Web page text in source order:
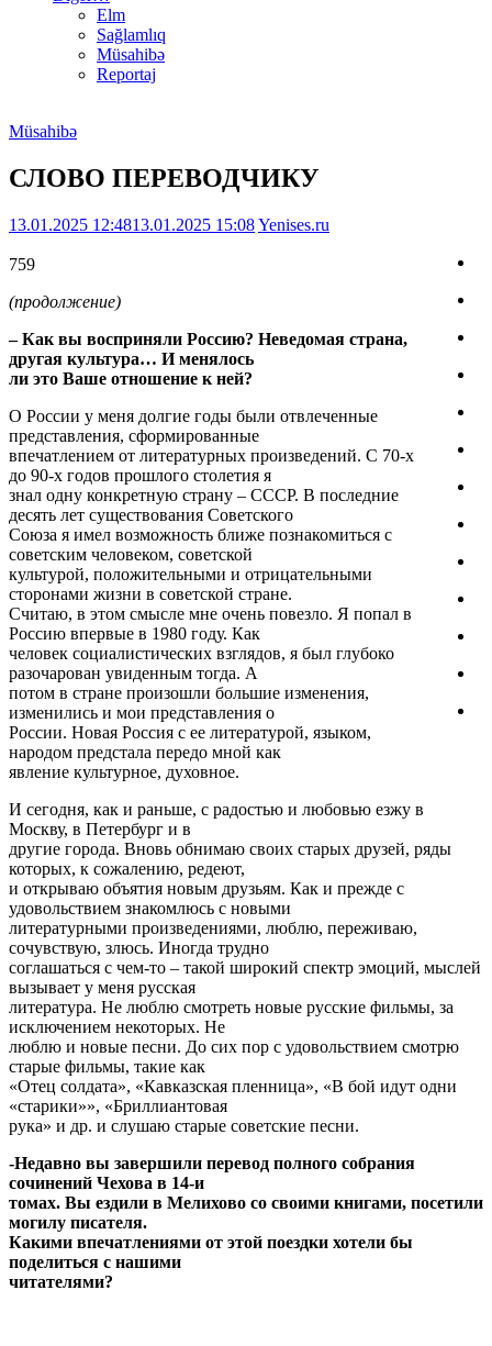
Elm
Sağlamlıq
Müsahibə
Reportaj
Müsahibə
СЛОВО ПЕРЕВОДЧИКУ
13.01.2025 12:4813.01.2025 15:08Yenises.ru
759
(продолжение)
– Как вы восприняли Россию? Неведомая страна,
другая культура… И менялось
ли это Ваше отношение к ней?
О России у меня долгие годы были отвлеченные
представления, сформированные
впечатлением от литературных произведений. С 70-х
до 90-х годов прошлого столетия я
знал одну конкретную страну – СССР. В последние
десять лет существования Советского
Союза я имел возможность ближе познакомиться с
советским человеком, советской
культурой, положительными и отрицательными
сторонами жизни в советской стране.
Считаю, в этом смысле мне очень повезло. Я попал в
Россию впервые в 1980 году. Как
человек социалистических взглядов, я был глубоко
разочарован увиденным тогда. А
потом в стране произошли большие изменения,
изменились и мои представления о
России. Новая Россия с ее литературой, языком,
народом предстала передо мной как
явление культурное, духовное.
И сегодня, как и раньше, с радостью и любовью езжу в
Москву, в Петербург и в
другие города. Вновь обнимаю своих старых друзей, ряды
которых, к сожалению, редеют,
и открываю объятия новым друзьям. Как и прежде с
удовольствием знакомлюсь с новыми
литературными произведениями, люблю, переживаю,
сочувствую, злюсь. Иногда трудно
соглашаться с чем-то – такой широкий спектр эмоций, мыслей
вызывает у меня русская
литература. Не люблю смотреть новые русские фильмы, за
исключением некоторых. Не
люблю и новые песни. До сих пор с удовольствием смотрю
старые фильмы, такие как
«Отец солдата», «Кавказская пленница», «В бой идут одни
«старики»», «Бриллиантовая
рука» и др. и слушаю старые советские песни.
-Недавно вы завершили перевод полного собрания
сочинений Чехова в 14-и
томах. Вы ездили в Мелихово со своими книгами, посетили
могилу писателя.
Какими впечатлениями от этой поездки хотели бы
поделиться с нашими
читателями?